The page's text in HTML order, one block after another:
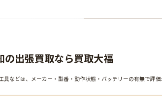
出張買取なら買取大福
などは、メーカー・型番・動作状態・バッテリーの有無で評